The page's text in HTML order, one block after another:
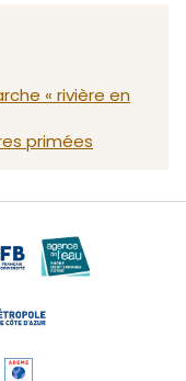
« rivière en
primées